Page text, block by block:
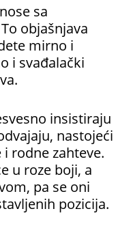
sa
objašnjava
mirno i
i svađalački
insistiraju
nastojeći
rodne zahteve.
u roze boji, a
pa se oni
pozicija.